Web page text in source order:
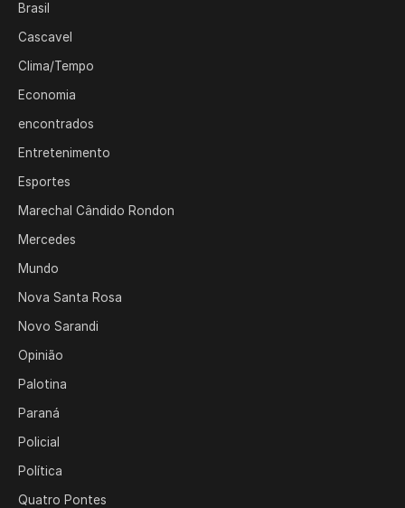
Brasil
Cascavel
Clima/Tempo
Economia
encontrados
Entretenimento
Esportes
Marechal Cândido Rondon
Mercedes
Mundo
Nova Santa Rosa
Novo Sarandi
Opinião
Palotina
Paraná
Policial
Política
Quatro Pontes